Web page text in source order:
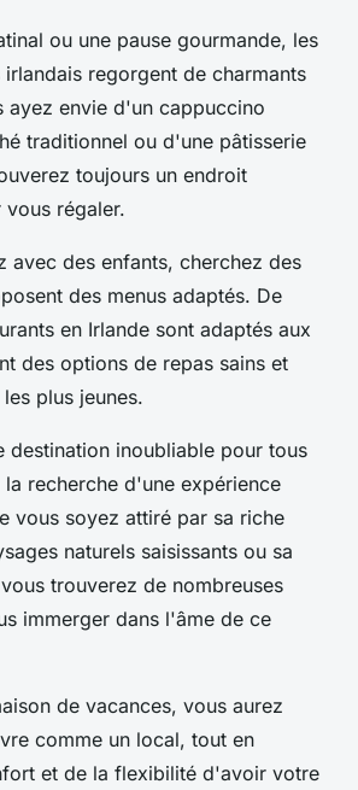
ou une pause gourmande, les
regorgent de charmants
ayez envie d'un cappuccino
traditionnel ou d'une pâtisserie
toujours un endroit
régaler.
avec des enfants, cherchez des
des menus adaptés. De
en Irlande sont adaptés aux
des options de repas sains et
plus jeunes.
destination inoubliable pour tous
recherche d'une expérience
vous soyez attiré par sa riche
naturels saisissants ou sa
trouverez de nombreuses
immerger dans l'âme de ce
de vacances, vous aurez
comme un local, tout en
et de la flexibilité d'avoir votre